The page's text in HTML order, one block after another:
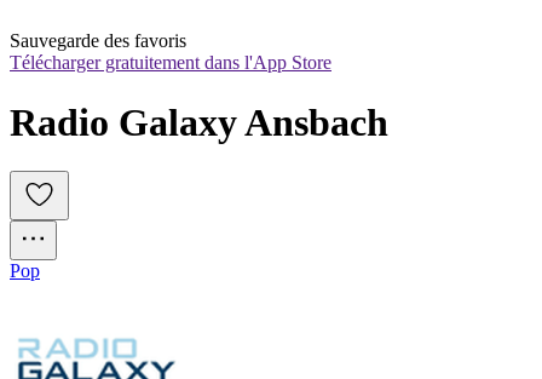
Sauvegarde des favoris
Télécharger gratuitement dans l'App Store
Radio Galaxy Ansbach
Pop